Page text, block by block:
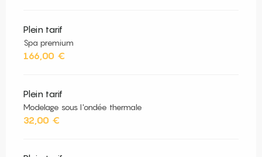
Plein tarif
Spa premium
166,00 €
Plein tarif
Modelage sous l'ondée thermale
32,00 €